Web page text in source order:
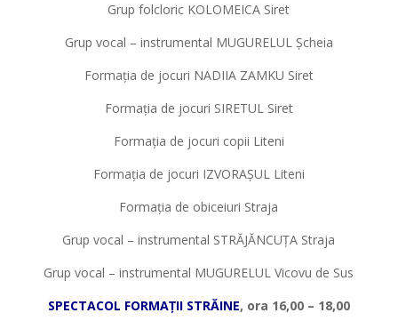
Grup folcloric KOLOMEICA Siret
Grup vocal – instrumental MUGURELUL Șcheia
Formația de jocuri NADIIA ZAMKU Siret
Formația de jocuri SIRETUL Siret
Formația de jocuri copii Liteni
Formația de jocuri IZVORAȘUL Liteni
Formația de obiceiuri Straja
Grup vocal – instrumental STRĂJĂNCUȚA Straja
Grup vocal – instrumental MUGURELUL Vicovu de Sus
SPECTACOL FORMAȚII STRĂINE, ora 16,00 – 18,00